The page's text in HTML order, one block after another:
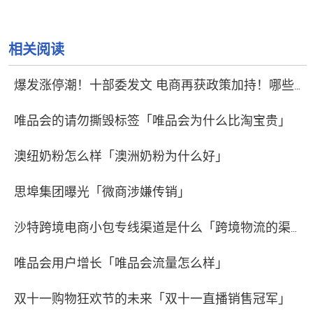
相关阅读
爆发涨停潮！十部委发文 电商再获政策加持！哪些标的够亮眼
唯品会的请勿撕毁标签「唯品会为什么比淘宝贵」
澳纽奶粉怎么样「澳洲奶粉为什么好」
思埠集团曝光「微商涉嫌传销」
沙特跨境电商小包专线渠道是什么「跨境物流的渠道有哪些」
唯品会用户增长「唯品会流量怎么样」
双十一购物狂欢节的未来「双十一直播销售冠军」